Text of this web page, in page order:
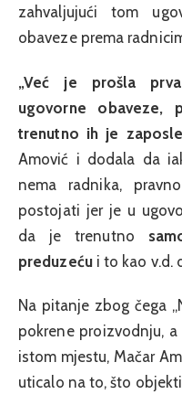
zahvaljujući tom
obaveze prema
„Već je prošla
ugovorne obaveze,
trenutno ih je
Amović i dodala da
nema radnika,
postojati jer je u
da je trenutno
preduzećui to kao v.d.
Na pitanje zbog čega
pokrene proizvodnju,
istom mjestu, Mačar
uticalo na to, što